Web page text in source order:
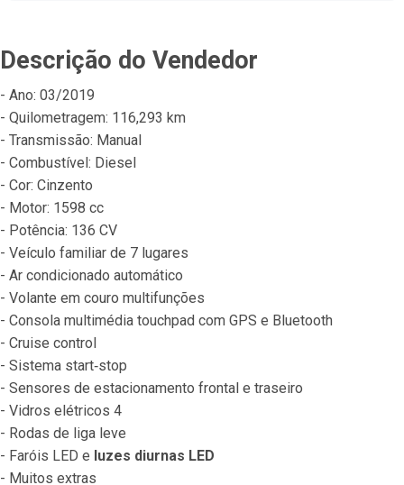
Descrição do Vendedor
- Ano: 03/2019
- Quilometragem: 116,293 km
- Transmissão: Manual
- Combustível: Diesel
- Cor: Cinzento
- Motor: 1598 cc
- Potência: 136 CV
- Veículo familiar de 7 lugares
- Ar condicionado automático
- Volante em couro multifunções
- Consola multimédia touchpad com GPS e Bluetooth
- Cruise control
- Sistema start‐stop
- Sensores de estacionamento frontal e traseiro
- Vidros elétricos 4
- Rodas de liga leve
- Faróis LED e luzes diurnas LED
- Muitos extras